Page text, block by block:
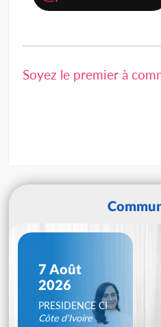
Soyez le premier à
7 Août
2026
PRESIDENCE CI
Côte d'Ivoire